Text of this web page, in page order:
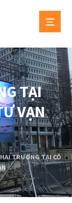
TẠI
VẠN
TRƯƠNG TẠI CÔ